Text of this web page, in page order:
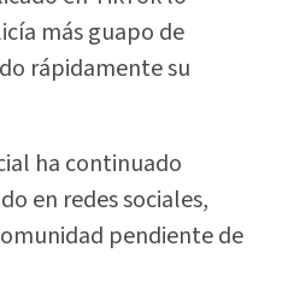
más guapo de
rápidamente su
ha continuado
en redes sociales,
pendiente de